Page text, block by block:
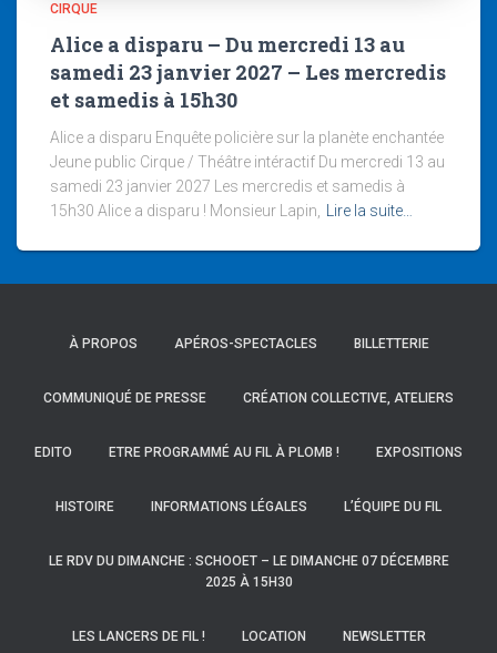
CIRQUE
Alice a disparu – Du mercredi 13 au
samedi 23 janvier 2027 – Les mercredis
et samedis à 15h30
Alice a disparu Enquête policière sur la planète enchantée
Jeune public Cirque / Théâtre intéractif Du mercredi 13 au
samedi 23 janvier 2027 Les mercredis et samedis à
15h30 Alice a disparu ! Monsieur Lapin,
Lire la suite…
À PROPOS APÉROS-SPECTACLES BILLETTERIE
COMMUNIQUÉ DE PRESSE CRÉATION COLLECTIVE, ATELIERS
EDITO ETRE PROGRAMMÉ AU FIL À PLOMB ! EXPOSITIONS
HISTOIRE INFORMATIONS LÉGALES L’ÉQUIPE DU FIL
LE RDV DU DIMANCHE : SCHOOET – LE DIMANCHE 07 DÉCEMBRE
2025 À 15H30
LES LANCERS DE FIL ! LOCATION NEWSLETTER